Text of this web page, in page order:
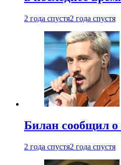
2 года спустя2 года спустя
Билан сообщил о
2 года спустя2 года спустя